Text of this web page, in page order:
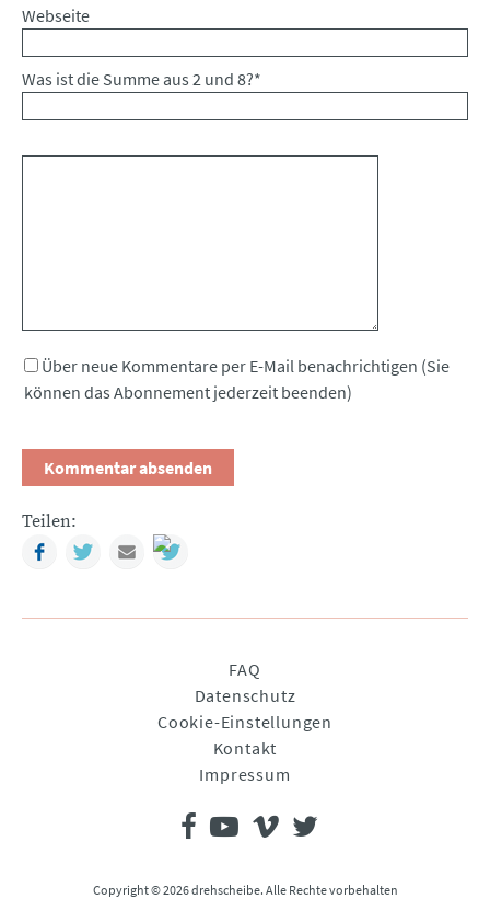
Webseite
Was ist die Summe aus 2 und 8?*
Über neue Kommentare per E-Mail benachrichtigen (Sie
können das Abonnement jederzeit beenden)
Teilen:
FacebookTwitterMail
FAQ
Datenschutz
Cookie-Einstellungen
Kontakt
Impressum
Copyright © 2026 drehscheibe. Alle Rechte vorbehalten